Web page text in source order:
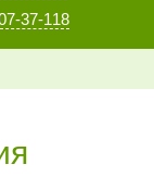
37-118